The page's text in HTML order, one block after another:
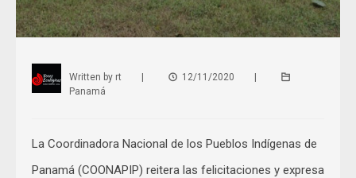
Written by rt 12/11/2020
Panamá
La Coordinadora Nacional de los Pueblos Indígenas de
Panamá (COONAPIP) reitera las felicitaciones y expresa